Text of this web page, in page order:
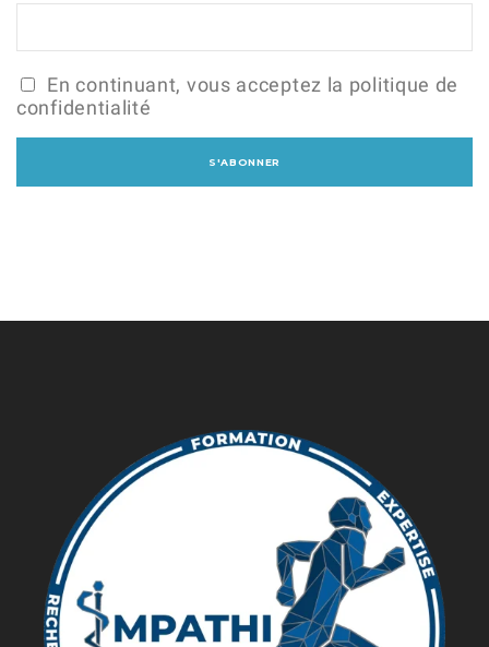
En continuant, vous acceptez la politique de
confidentialité